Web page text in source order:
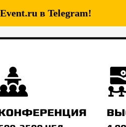
в Telegram!